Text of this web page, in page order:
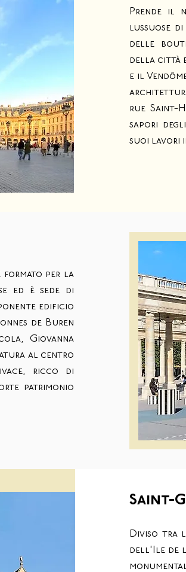
Prende il
lussuose
delle
della città
e il
rue Saint-
sapori
suoi lavori
formato per la
ed è sede di
edificio
de Buren
Giovanna
al centro
ricco di
patrimonio
Saint-
Diviso tra
dell'Ile de